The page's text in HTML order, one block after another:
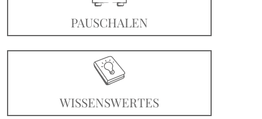
PAUSCHALEN
WISSENSWERTES